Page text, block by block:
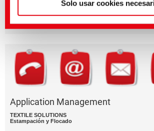
Solo usar cookies
Application Management
TEXTILE SOLUTIONS
Estampación y Flocado